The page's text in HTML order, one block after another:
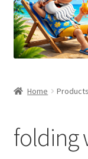
Homepage
Privacy Policy
Корисничка
Home
folding